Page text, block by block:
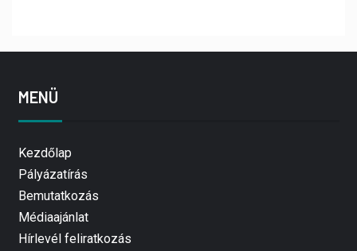
MENÜ
Kezdőlap
Pályázatírás
Bemutatkozás
Médiaajánlat
Hírlevél feliratkozás